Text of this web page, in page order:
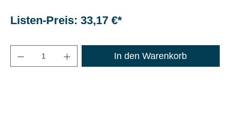
Listen-Preis: 33,17 €*
Maximale Bestellmenge: 1200
In den Warenkorb